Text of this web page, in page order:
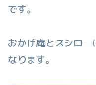
です。
おかげ庵とスシロ
なります。